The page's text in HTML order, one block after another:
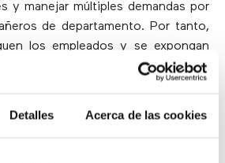
Detalles Acerca de las cookies
y manejar múltiples demandas por
de departamento. Por tanto,
los empleados y se expongan
formas de hacer las cosas,
en la incertidumbre, más
ejerce un papel destacado en